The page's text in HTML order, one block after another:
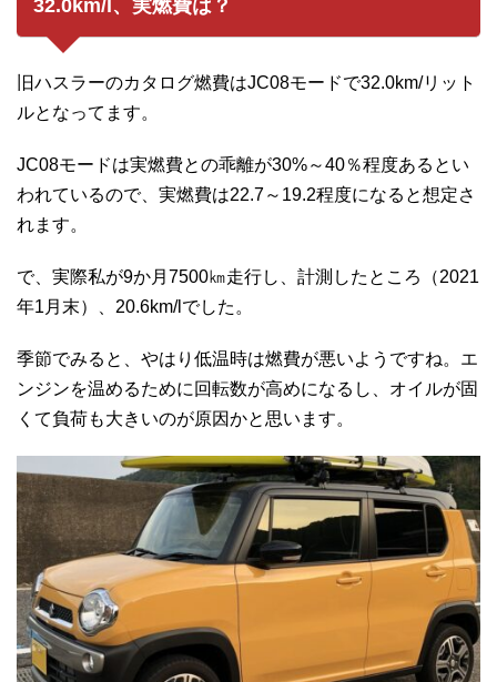
32.0km/l、実燃費は？
旧ハスラーのカタログ燃費はJC08モードで32.0km/リット
ルとなってます。
JC08モードは実燃費との乖離が30%～40％程度あるとい
われているので、実燃費は22.7～19.2程度になると想定さ
れます。
で、実際私が9か月7500㎞走行し、計測したところ（2021
年1月末）、20.6km/lでした。
季節でみると、やはり低温時は燃費が悪いようですね。エ
ンジンを温めるために回転数が高めになるし、オイルが固
くて負荷も大きいのが原因かと思います。